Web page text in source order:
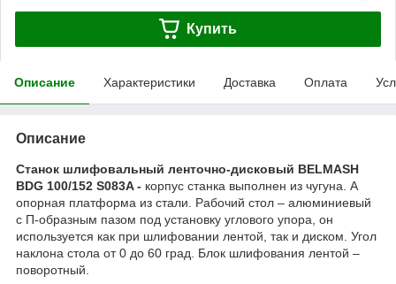
Купить
Описание Характеристики Доставка Оплата
Описание
Станок шлифовальный ленточно-дисковый BELMASH
BDG 100/152 S083A - корпус станка выполнен из чугуна. А
опорная платформа из стали. Рабочий стол – алюминиевый
с П-образным пазом под установку углового упора, он
используется как при шлифовании лентой, так и диском. Угол
наклона стола от 0 до 60 град. Блок шлифования лентой –
поворотный.